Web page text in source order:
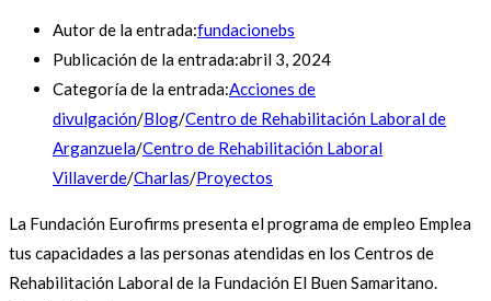
Autor de la entrada:fundacionebs
Publicación de la entrada:abril 3, 2024
Categoría de la entrada:Acciones de
divulgación/Blog/Centro de Rehabilitación Laboral de
Arganzuela/Centro de Rehabilitación Laboral
Villaverde/Charlas/Proyectos
La Fundación Eurofirms presenta el programa de empleo Emplea
tus capacidades a las personas atendidas en los Centros de
Rehabilitación Laboral de la Fundación El Buen Samaritano.